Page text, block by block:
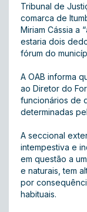
Tribunal de
comarca de
Miriam Cássia a
estaria dois
fórum do
A OAB informa
ao Diretor do
funcionários de
determinadas
A seccional
intempestiva e
em questão a
e naturais, tem
por
habituais.